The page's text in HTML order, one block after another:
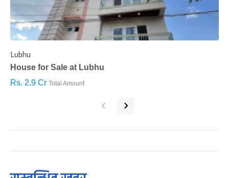
Lubhu
House for Sale at Lubhu
Rs. 2.9 Cr Total Amount
‹ ›